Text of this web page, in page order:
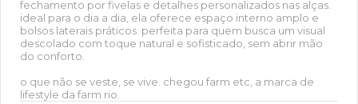
fechamento por fivelas e detalhes personalizados nas alças.
ideal para o dia a dia, ela oferece espaço interno amplo e
bolsos laterais práticos. perfeita para quem busca um visual
descolado com toque natural e sofisticado, sem abrir mão
do conforto.
o que não se veste, se vive. chegou farm etc, a marca de
lifestyle da farm rio.